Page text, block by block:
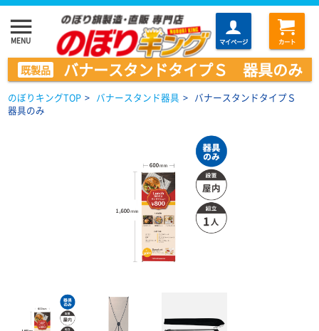
menu
MENU マイページ カート
既製品 バナースタンドタイプＳ 器具のみ
のぼりキングTOP > バナースタンド器具 > バナースタンドタイプＳ
器具のみ